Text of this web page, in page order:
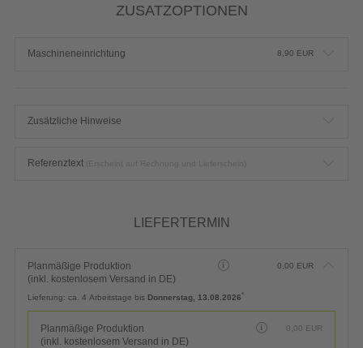
ZUSATZOPTIONEN
Maschineneinrichtung 8,90 EUR
Zusätzliche Hinweise
Referenztext
LIEFERTERMIN
Planmäßige Produktion
(inkl. kostenlosem Versand in DE)
0,00 EUR
Lieferung: ca. 4 Arbeitstage bis Donnerstag, 13.08.2026*
Planmäßige Produktion
(inkl. kostenlosem Versand in DE)
0,00 EUR